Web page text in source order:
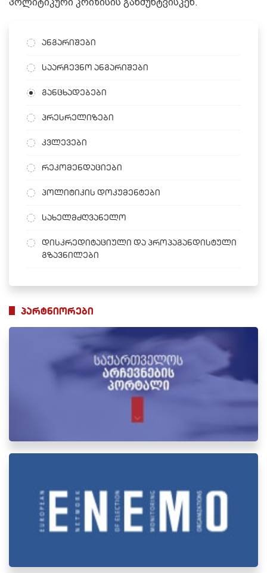
პოლიტიკური კრიზისის განმუხტვისკენ.
ანგარიშები
საარჩევნო ანგარიშები
განცხადებები
პრესრელიზები
კვლევები
რეკომენდაციები
პოლიტიკის დოკუმენტები
სახელმძღვანელო
დისკრედიტაციული და პროპაგანდისტული
გზავნილები
პარტნიორები